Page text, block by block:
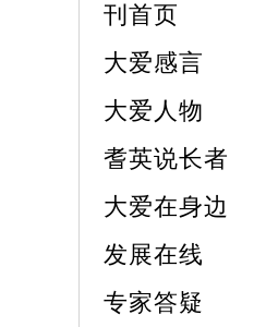
刊首页
大爱感言
大爱人物
耆英说长者
大爱在身边
发展在线
专家答疑